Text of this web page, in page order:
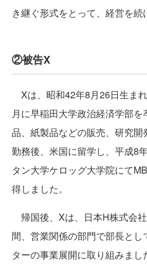
き継ぐ形式をとって、経営を続
②被告X
Xは、昭和42年8月26日生ま
月に早稲田大学政治経済学部
品、紙製品などの販売、研究
勤務後、米国に留学し、平成8
タン大学ケロッグ大学院にて
得しました。
帰国後、Xは、日本H株式会
間、営業関係の部門で部長と
ターの事業展開に取り組みまし